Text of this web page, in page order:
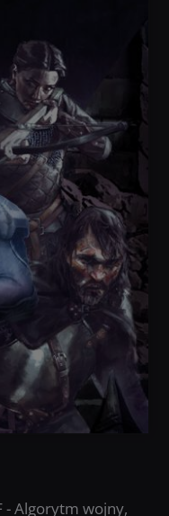
- Algorytm wojny,